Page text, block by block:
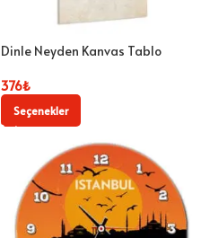
Dinle Neyden Kanvas Tablo
376₺
Seçenekler